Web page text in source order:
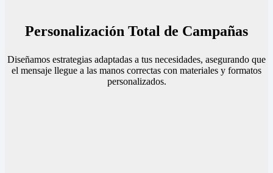
Personalización Total de Campañas
Diseñamos estrategias adaptadas a tus necesidades, asegurando que
el mensaje llegue a las manos correctas con materiales y formatos
personalizados.